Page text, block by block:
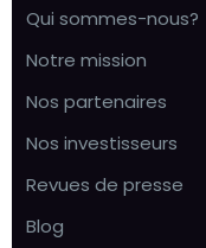
Qui sommes-nous?
Notre mission
Nos partenaires
Nos investisseurs
Revues de presse
Blog